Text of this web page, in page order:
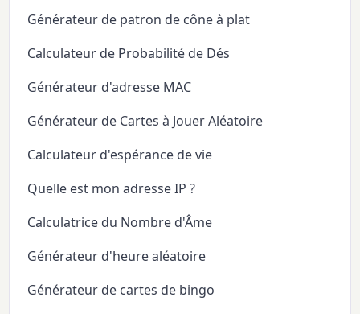
Générateur de patron de cône à plat
Calculateur de Probabilité de Dés
Générateur d'adresse MAC
Générateur de Cartes à Jouer Aléatoire
Calculateur d'espérance de vie
Quelle est mon adresse IP ?
Calculatrice du Nombre d'Âme
Générateur d'heure aléatoire
Générateur de cartes de bingo